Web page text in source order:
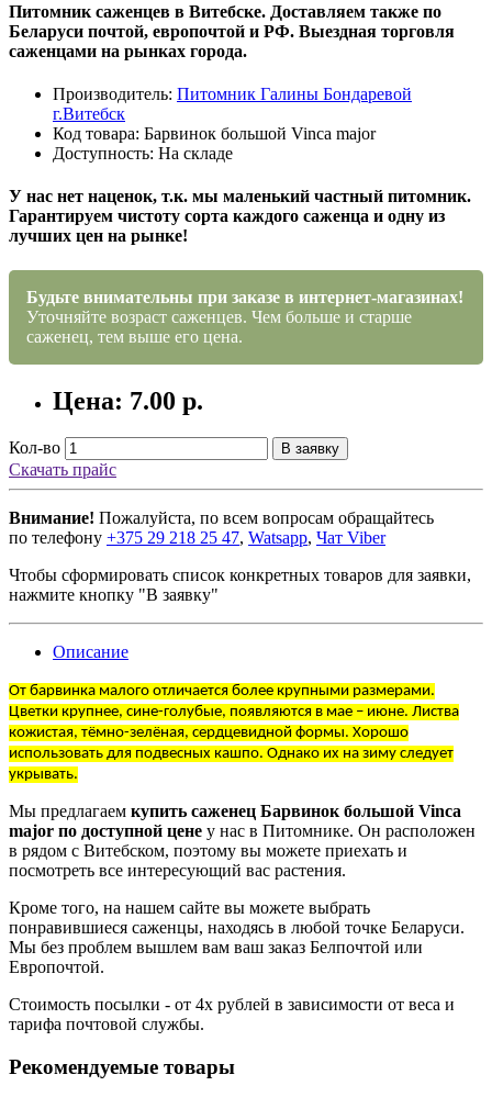
Питомник саженцев в Витебске. Доставляем также по
Беларуси почтой, европочтой и РФ. Выездная торговля
саженцами на рынках города.
Производитель: Питомник Галины Бондаревой
г.Витебск
Код товара: Барвинок большой Vinca major
Доступность: На складе
У нас нет наценок, т.к. мы маленький частный питомник.
Гарантируем чистоту сорта каждого саженца и одну из
лучших цен на рынке!
Будьте внимательны при заказе в интернет-магазинах!
Уточняйте возраст саженцев. Чем больше и старше
саженец, тем выше его цена.
Цена: 7.00 р.
Кол-во В заявку
Скачать прайс
Внимание! Пожалуйста, по всем вопросам обращайтесь
по телефону +375 29 218 25 47, Watsapp, Чат Viber
Чтобы сформировать список конкретных товаров для заявки,
нажмите кнопку "В заявку"
Описание
От барвинка малого отличается более крупными размерами.
Цветки крупнее, сине-голубые, появляются в мае – июне. Листва
кожистая, тёмно-зелёная, сердцевидной формы. Хорошо
использовать для подвесных кашпо. Однако их на зиму следует
укрывать.
Мы предлагаем купить саженец Барвинок большой Vinca
major по доступной цене у нас в Питомнике. Он расположен
в рядом с Витебском, поэтому вы можете приехать и
посмотреть все интересующий вас растения.
Кроме того, на нашем сайте вы можете выбрать
понравившиеся саженцы, находясь в любой точке Беларуси.
Мы без проблем вышлем вам ваш заказ Белпочтой или
Европочтой.
Стоимость посылки - от 4х рублей в зависимости от веса и
тарифа почтовой службы.
Рекомендуемые товары